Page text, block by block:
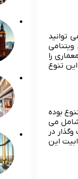
توانید
را
تنوع
بوده
شامل می
در
این